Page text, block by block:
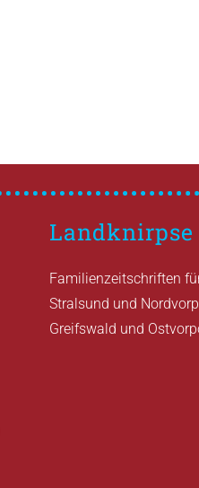
Landknirpse
Familienzeitschriften
Stralsund und
Greifswald und